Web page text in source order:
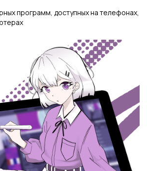
программ, доступных на телефонах,